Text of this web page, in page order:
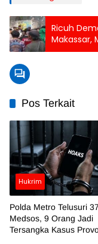
Ricuh
Makassar,
Pos Terkait
Hukrim
Polda Metro Telusuri
Medsos, 9 Orang Jadi
Tersangka Kasus